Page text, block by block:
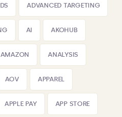
ADVANCED TARGETING
AI AKOHUB
AMAZON ANALYSIS
AOV APPAREL
APPLE PAY APP STORE